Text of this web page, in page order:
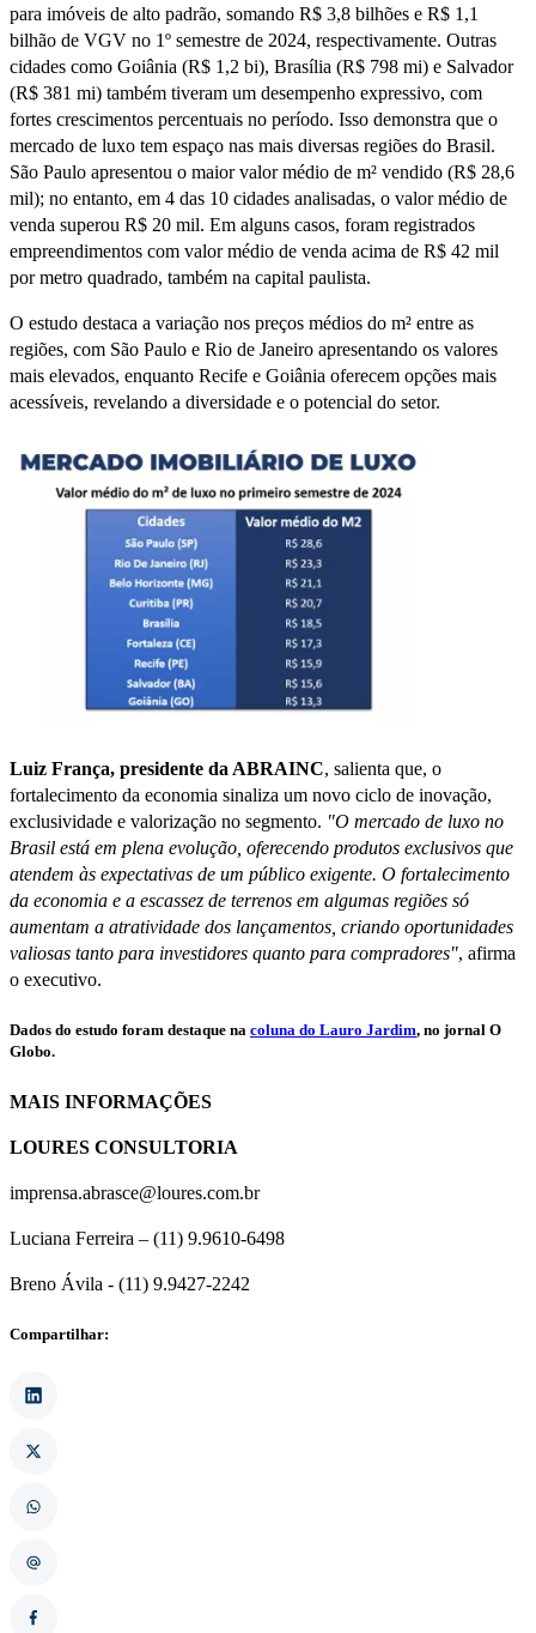
para imóveis de alto padrão, somando R$ 3,8 bilhões e R$ 1,1
bilhão de VGV no 1º semestre de 2024, respectivamente. Outras
cidades como Goiânia (R$ 1,2 bi), Brasília (R$ 798 mi) e Salvador
(R$ 381 mi) também tiveram um desempenho expressivo, com
fortes crescimentos percentuais no período. Isso demonstra que o
mercado de luxo tem espaço nas mais diversas regiões do Brasil.
São Paulo apresentou o maior valor médio de m² vendido (R$ 28,6
mil); no entanto, em 4 das 10 cidades analisadas, o valor médio de
venda superou R$ 20 mil. Em alguns casos, foram registrados
empreendimentos com valor médio de venda acima de R$ 42 mil
por metro quadrado, também na capital paulista.
O estudo destaca a variação nos preços médios do m² entre as
regiões, com São Paulo e Rio de Janeiro apresentando os valores
mais elevados, enquanto Recife e Goiânia oferecem opções mais
acessíveis, revelando a diversidade e o potencial do setor.
Luiz França, presidente da ABRAINC, salienta que, o
fortalecimento da economia sinaliza um novo ciclo de inovação,
exclusividade e valorização no segmento. "O mercado de luxo no
Brasil está em plena evolução, oferecendo produtos exclusivos que
atendem às expectativas de um público exigente. O fortalecimento
da economia e a escassez de terrenos em algumas regiões só
aumentam a atratividade dos lançamentos, criando oportunidades
valiosas tanto para investidores quanto para compradores", afirma
o executivo.
Dados do estudo foram destaque na coluna do Lauro Jardim, no jornal O
Globo.
MAIS INFORMAÇÕES
LOURES CONSULTORIA
imprensa.abrasce@loures.com.br
Luciana Ferreira – (11) 9.9610-6498
Breno Ávila - (11) 9.9427-2242
Compartilhar: